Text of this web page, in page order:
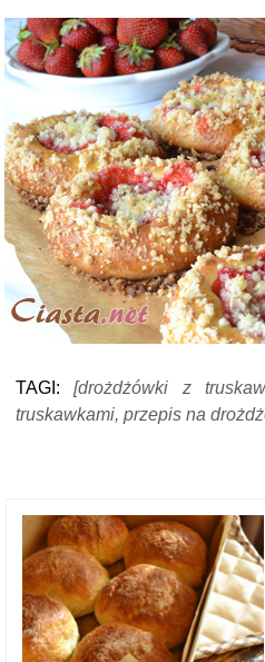
TAGI:[drożdżówki z
truskawkami, przepis na